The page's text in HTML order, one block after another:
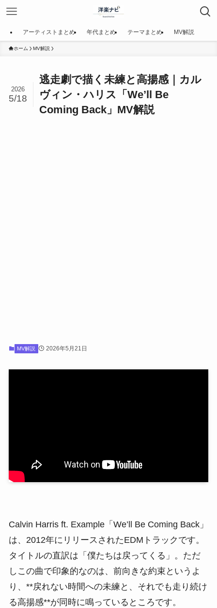
アーティストまとめ 年代まとめ テーマまとめ MV解説
ホーム MV解説
逃走劇で描く未練と高揚感｜カル
ヴィン・ハリス「We’ll Be
Coming Back」MV解説
2026
5/18
MV解説 2026年5月21日
Calvin Harris ft. Example「We’ll Be Coming Back」
は、2012年にリリースされたEDMトラックです。
タイトルの直訳は「僕たちは戻ってくる」。ただ
しこの曲で印象的なのは、前向きな約束というよ
り、**戻れない時間への未練と、それでも走り続け
る高揚感**が同時に鳴っているところです。